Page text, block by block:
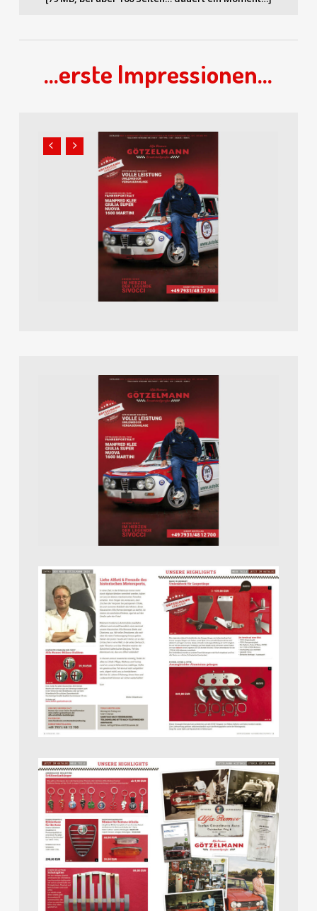
…erste Impressionen…